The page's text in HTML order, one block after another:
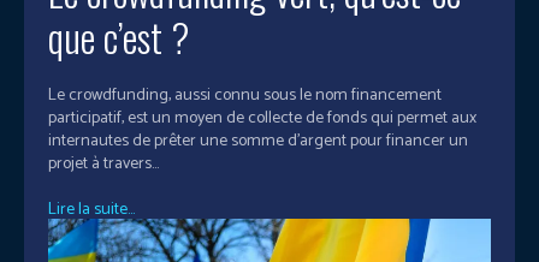
que c’est ?
Le crowdfunding, aussi connu sous le nom financement
participatif, est un moyen de collecte de fonds qui permet aux
internautes de prêter une somme d’argent pour financer un
projet à travers...
Lire la suite...